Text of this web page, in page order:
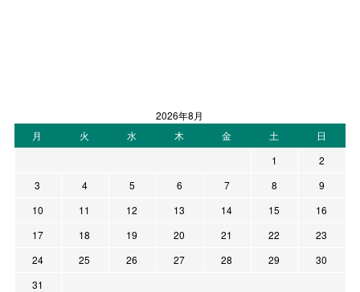
2026年8月
月
火 水 木 金 土 日
1
2
3
4 5 6 7 8
9
10
11 12 13 14 15
16
17
18 19 20 21 22
23
24
25 26 27 28 29
30
31